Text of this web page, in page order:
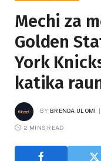
Mechi za
Golden
York
katika
BY BRENDA ULOMI
2 MINS READ